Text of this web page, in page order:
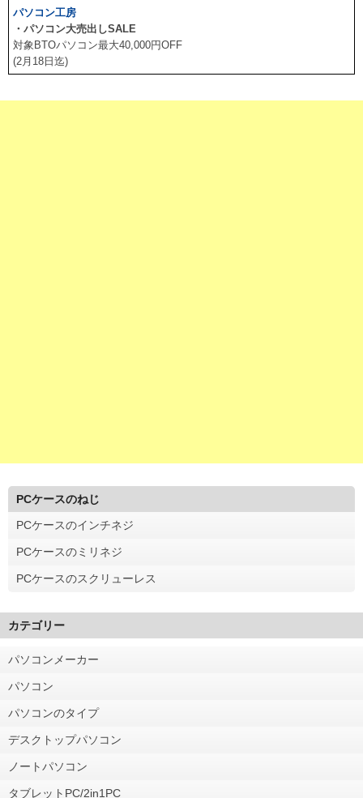
パソコン工房
・パソコン大売出しSALE
対象BTOパソコン最大40,000円OFF
(2月18日迄)
PCケースのねじ
PCケースのインチネジ
PCケースのミリネジ
PCケースのスクリューレス
カテゴリー
パソコンメーカー
パソコン
パソコンのタイプ
デスクトップパソコン
ノートパソコン
タブレットPC/2in1PC